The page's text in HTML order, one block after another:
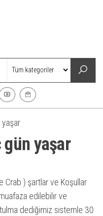
gün yaşar
Crab ) şartlar ve Koşullar
edilebilir ve
dediğimiz sistemle 30